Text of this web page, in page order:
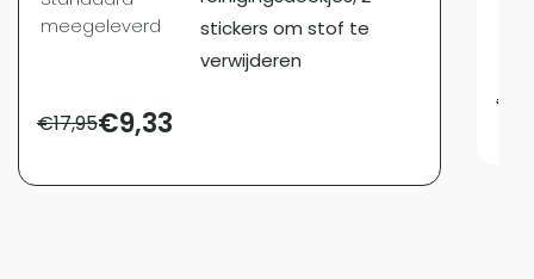
meegeleverd
stickers om stof te
verwijderen
€17,95€9,33
€